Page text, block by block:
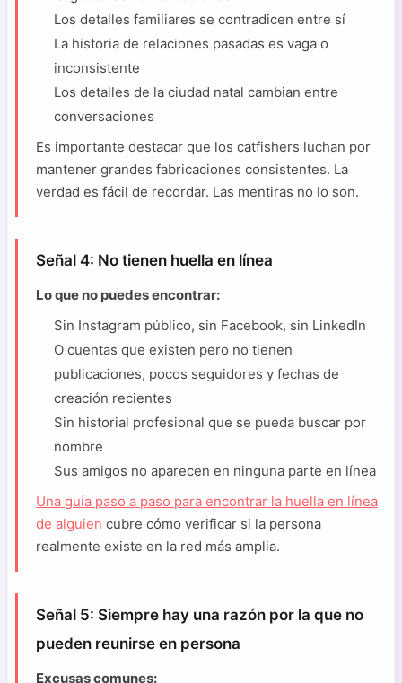
Los detalles familiares se contradicen entre sí
La historia de relaciones pasadas es vaga o
inconsistente
Los detalles de la ciudad natal cambian entre
conversaciones
Es importante destacar que los catfishers luchan por
mantener grandes fabricaciones consistentes. La
verdad es fácil de recordar. Las mentiras no lo son.
Señal 4: No tienen huella en línea
Lo que no puedes encontrar:
Sin Instagram público, sin Facebook, sin LinkedIn
O cuentas que existen pero no tienen
publicaciones, pocos seguidores y fechas de
creación recientes
Sin historial profesional que se pueda buscar por
nombre
Sus amigos no aparecen en ninguna parte en línea
Una guía paso a paso para encontrar la huella en línea
de alguien cubre cómo verificar si la persona
realmente existe en la red más amplia.
Señal 5: Siempre hay una razón por la que no
pueden reunirse en persona
Excusas comunes: